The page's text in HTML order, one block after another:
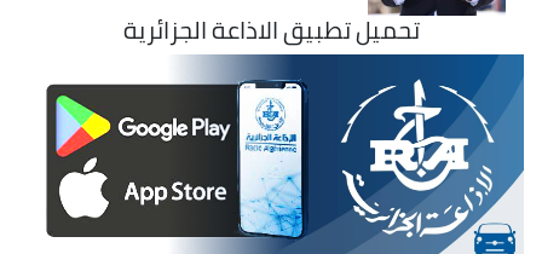
تحميل تطبيق الاذاعة الجزائرية